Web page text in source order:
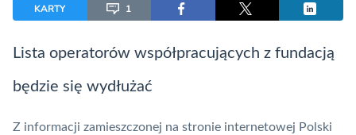
KARTY 1
Lista operatorów współpracujących z fundacją
będzie się wydłużać
Z informacji zamieszczonej na stronie internetowej Polski